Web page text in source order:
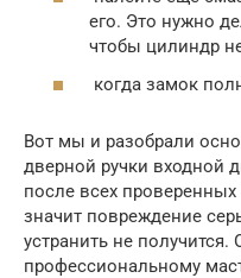
его. Это нужно
чтобы цилиндр
когда замок
Вот мы и разобрали
дверной ручки входной
после всех
значит повреждение
устранить не получится.
профессиональному